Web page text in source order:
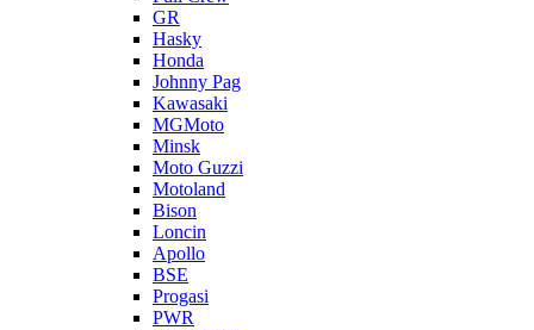
GR
Hasky
Honda
Johnny Pag
Kawasaki
MGMoto
Minsk
Moto Guzzi
Motoland
Bison
Loncin
Apollo
BSE
Progasi
PWR